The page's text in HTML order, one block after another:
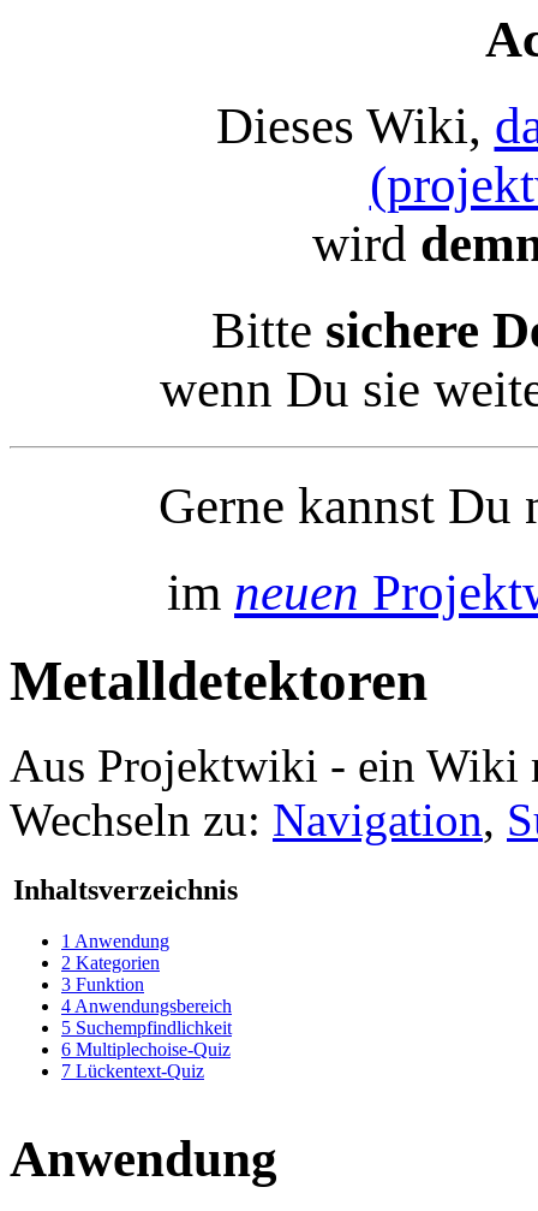
Dieses Wiki,
wird
Bitte sichere
wenn Du sie
Gerne kannst Du
im neuen
Metalldetektoren
Aus Projektwiki - ein Wiki
Wechseln zu: Navigation,
Inhaltsverzeichnis
1 Anwendung
2 Kategorien
3 Funktion
4 Anwendungsbereich
5 Suchempfindlichkeit
6 Multiplechoise-Quiz
7 Lückentext-Quiz
Anwendung